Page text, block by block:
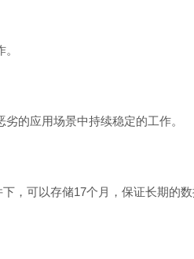
的应用场景中持续稳定的工作。
可以存储17个月，保证长期的数